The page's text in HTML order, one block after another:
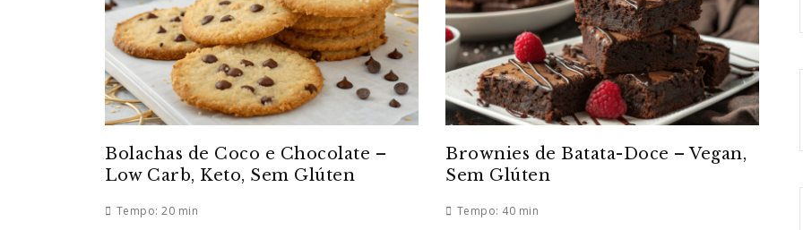
Bolachas de Coco e Chocolate –
Low Carb, Keto, Sem Glúten
Tempo: 20 min
Brownies de Batata-Doce – Vegan,
Sem Glúten
Tempo: 40 min